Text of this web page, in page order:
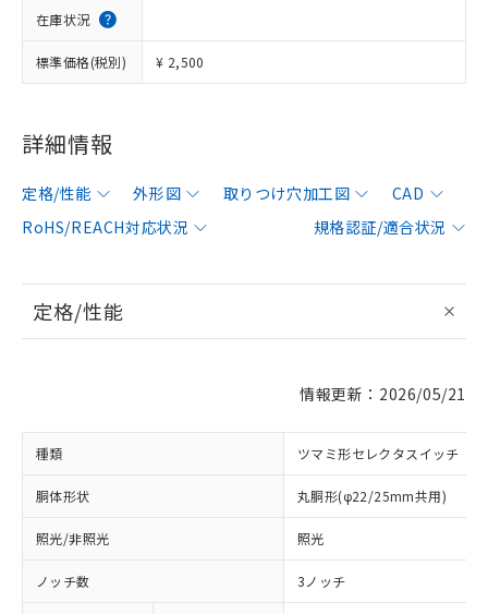
在庫状況
標準価格(税別) ¥ 2,500
詳細情報
定格/性能 外形図 取りつけ穴加工図
CAD
RoHS/REACH対応状況
規格認証/適合状況
定格/性能
情報更新：2026/05/21
種類 ツマミ形セレクタスイッチ
胴体形状 丸胴形(φ22/25mm共用)
照光/非照光 照光
ノッチ数 3ノッチ